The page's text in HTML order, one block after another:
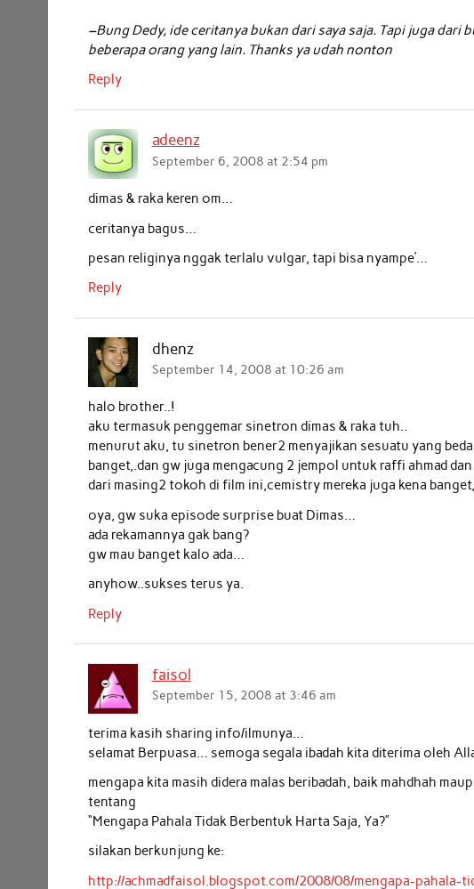
–Bung Dedy, ide ceritanya bukan dari saya saja. Tapi juga
beberapa orang yang lain. Thanks ya udah nonton
Reply
adeenz
September 6, 2008 at 2:54 pm
dimas & raka keren om…
ceritanya bagus…
pesan religinya nggak terlalu vulgar, tapi bisa nyampe’…
Reply
dhenz
September 14, 2008 at 10:26 am
halo brother..!
aku termasuk penggemar sinetron dimas & raka tuh..
menurut aku, tu sinetron bener2 menyajikan sesuatu yang
banget,.dan gw juga mengacung 2 jempol untuk raffi ahmad
dari masing2 tokoh di film ini,cemistry mereka juga kena
oya, gw suka episode surprise buat Dimas…
ada rekamannya gak bang?
gw mau banget kalo ada…
anyhow..sukses terus ya.
Reply
faisol
September 15, 2008 at 3:46 am
terima kasih sharing info/ilmunya…
selamat Berpuasa… semoga segala ibadah kita diterima oleh
mengapa kita masih didera malas beribadah, baik mahdhah
tentang
“Mengapa Pahala Tidak Berbentuk Harta Saja, Ya?”
silakan berkunjung ke:
http://achmadfaisol.blogspot.com/2008/08/mengapa-pahala-